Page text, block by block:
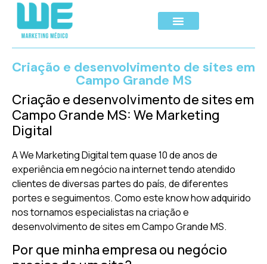
Criação e desenvolvimento de sites em
Campo Grande MS
Criação e desenvolvimento de sites em
Campo Grande MS: We Marketing
Digital
A We Marketing Digital tem quase 10 de anos de
experiência em negócio na internet tendo atendido
clientes de diversas partes do país, de diferentes
portes e seguimentos. Como este know how adquirido
nos tornamos especialistas na criação e
desenvolvimento de sites em Campo Grande MS.
Por que minha empresa ou negócio